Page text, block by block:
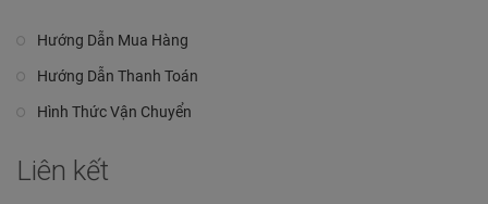
Hướng Dẫn Mua Hàng
Hướng Dẫn Thanh Toán
Hình Thức Vận Chuyển
Liên kết